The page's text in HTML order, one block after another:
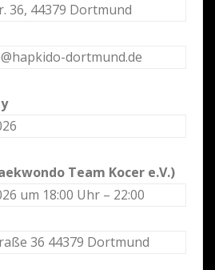
36, 44379 Dortmund
dortmund.de
Team Kocer e.V.)
um 18:00 Uhr – 22:00
36 44379 Dortmund